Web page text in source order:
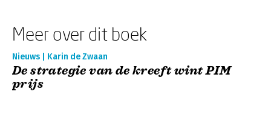
Meer over dit boek
Nieuws | Karin de Zwaan
De strategie van de kreeft wint PIM
prijs